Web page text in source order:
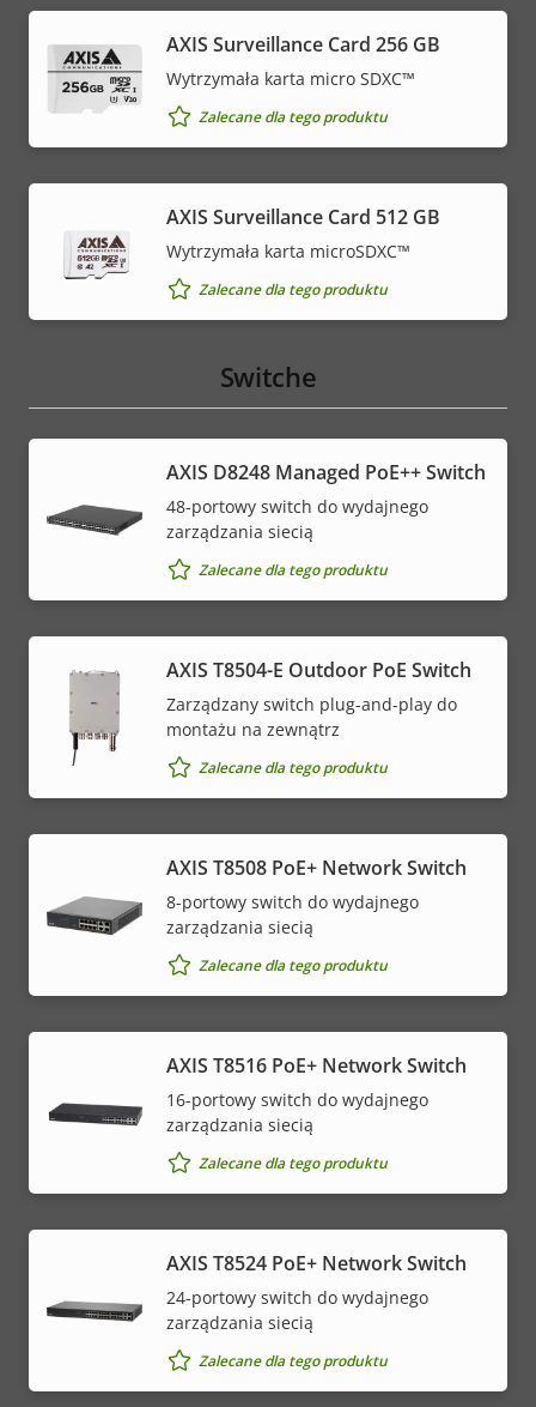
AXIS Surveillance Card 256 GB
Wytrzymała karta micro SDXC™
Zalecane dla tego produktu
AXIS Surveillance Card 512 GB
Wytrzymała karta microSDXC™
Zalecane dla tego produktu
Switche
AXIS D8248 Managed PoE++ Switch
48-portowy switch do wydajnego
zarządzania siecią
Zalecane dla tego produktu
AXIS T8504-E Outdoor PoE Switch
Zarządzany switch plug-and-play do
montażu na zewnątrz
Zalecane dla tego produktu
AXIS T8508 PoE+ Network Switch
8-portowy switch do wydajnego
zarządzania siecią
Zalecane dla tego produktu
AXIS T8516 PoE+ Network Switch
16-portowy switch do wydajnego
zarządzania siecią
Zalecane dla tego produktu
AXIS T8524 PoE+ Network Switch
24-portowy switch do wydajnego
zarządzania siecią
Zalecane dla tego produktu